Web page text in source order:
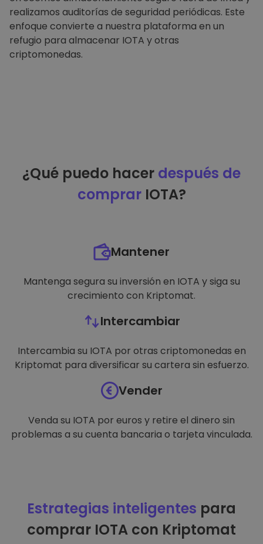
realizamos auditorías de seguridad periódicas. Este
enfoque convierte a nuestra plataforma en un
refugio para almacenar IOTA y otras
criptomonedas.
¿Qué puedo hacer después de
comprarIOTA?
Mantener
Mantenga segura su inversión en IOTA y siga su
crecimiento con Kriptomat.
Intercambiar
Intercambia su IOTA por otras criptomonedas en
Kriptomat para diversificar su cartera sin esfuerzo.
Vender
Venda su IOTA por euros y retire el dinero sin
problemas a su cuenta bancaria o tarjeta vinculada.
Estrategias inteligentes para
comprar IOTA con Kriptomat